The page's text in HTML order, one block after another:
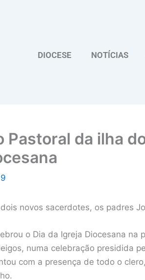
DIOCESE NOTÍCIAS
Pastoral da ilha
novos sacerdotes, os padres
o Dia da Igreja Diocesana na
numa celebração presidida
com a presença de todo o